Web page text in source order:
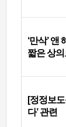
‘만삭’
짧은 상
[정정보
다’ 관련